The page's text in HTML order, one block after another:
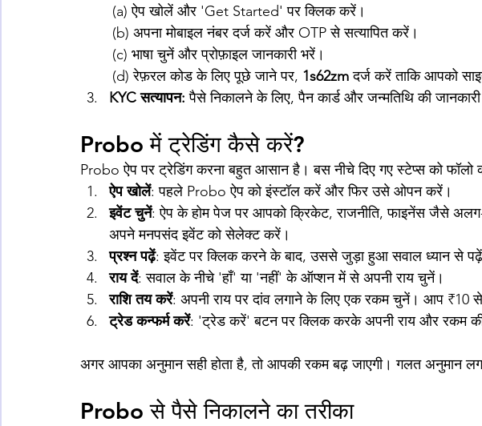
(a) ऐप खोलें और 'Get Started' पर क्लिक करें।
(b) अपना मोबाइल नंबर दर्ज करें और OTP से सत्यापित करें।
(c) भाषा चुनें और प्रोफ़ाइल जानकारी भरें।
(d) रेफ़रल कोड के लिए पूछे जाने पर, 1s62zm दर्ज करें ताकि आपको
KYC सत्यापन: पैसे निकालने के लिए, पैन कार्ड और जन्मतिथि की
Probo में ट्रेडिंग कैसे करें?
Probo ऐप पर ट्रेडिंग करना बहुत आसान है। बस नीचे दिए गए स्टेप्स को फॉलो
ऐप खोलें: पहले Probo ऐप को इंस्टॉल करें और फिर उसे ओपन करें।
इवेंट चुनें: ऐप के होम पेज पर आपको क्रिकेट, राजनीति, फाइनेंस जैसे
अपने मनपसंद इवेंट को सेलेक्ट करें।
प्रश्न पढ़ें: इवेंट पर क्लिक करने के बाद, उससे जुड़ा हुआ सवाल ध्यान से
राय दें: सवाल के नीचे 'हाँ' या 'नहीं' के ऑप्शन में से अपनी राय चुनें।
राशि तय करें: अपनी राय पर दांव लगाने के लिए एक रकम चुनें। आप
ट्रेड कन्फर्म करें: 'ट्रेड करें' बटन पर क्लिक करके अपनी राय और रकम की
अगर आपका अनुमान सही होता है, तो आपकी रकम बढ़ जाएगी। गलत अनुमान
Probo से पैसे निकालने का तरीका